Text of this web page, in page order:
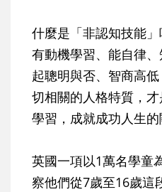
什麼是「非認知技能」
有動機學習、能自律
起聰明與否、智商高
切相關的人格特質，
學習，成就成功人生的
英國一項以1萬名學童
察他們從7歲至16歲這